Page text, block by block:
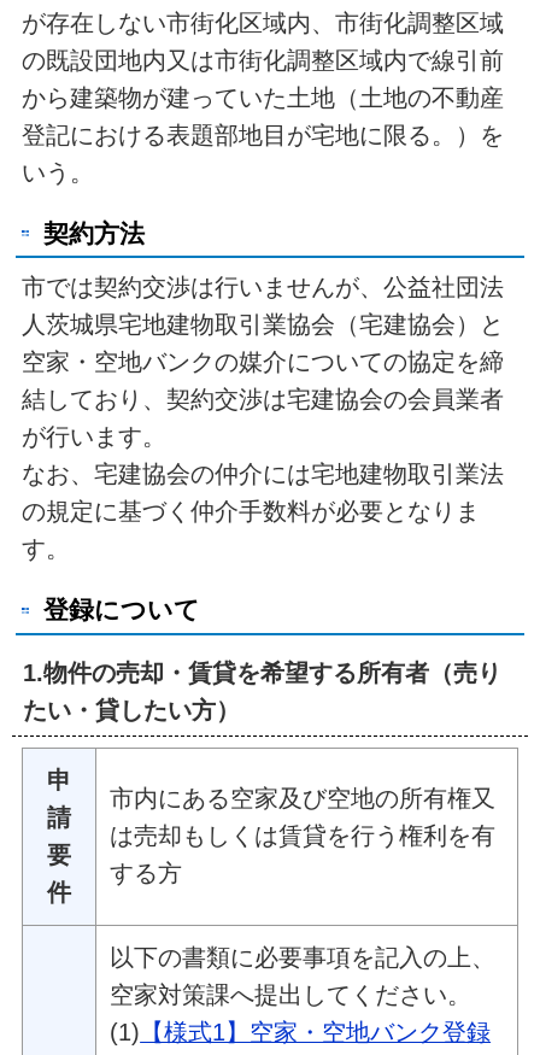
が存在しない市街化区域内、市街化調整区域
の既設団地内又は市街化調整区域内で線引前
から建築物が建っていた土地（土地の不動産
登記における表題部地目が宅地に限る。）を
いう。
契約方法
市では契約交渉は行いませんが、公益社団法
人茨城県宅地建物取引業協会（宅建協会）と
空家・空地バンクの媒介についての協定を締
結しており、契約交渉は宅建協会の会員業者
が行います。
なお、宅建協会の仲介には宅地建物取引業法
の規定に基づく仲介手数料が必要となりま
す。
登録について
1.物件の売却・賃貸を希望する所有者（売り
たい・貸したい方）
申
請
要
件
市内にある空家及び空地の所有権又
は売却もしくは賃貸を行う権利を有
する方
以下の書類に必要事項を記入の上、
空家対策課へ提出してください。
(1) 【様式1】空家・空地バンク登録